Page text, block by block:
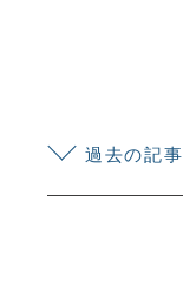
過去の記事